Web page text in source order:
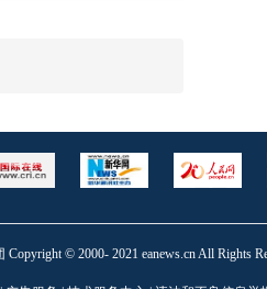
© 2000- 2021 eanews.cn All Rights